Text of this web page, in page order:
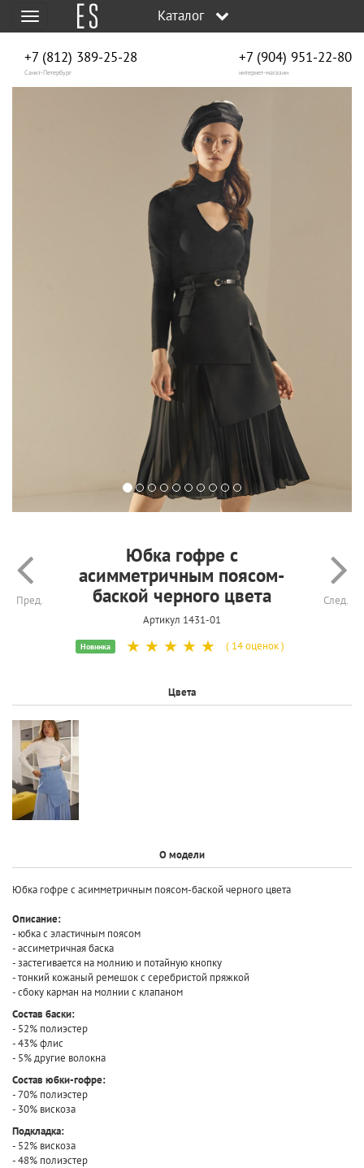
Меню Каталог
+7 (812) 389-25-28
Санкт-Петербург
+7 (904) 951‑22‑80
интернет-магазин
Пред.
Юбка гофре с
асимметричным поясом-
баской черного цвета
Артикул 1431-01
След.
Новинка ☆
☆
☆
☆
☆ ( 14 оценок )
Цвета
О модели
Юбка гофре с асимметричным поясом-баской черного цвета
Описание:
- юбка с эластичным поясом
- ассиметричная баска
- застегивается на молнию и потайную кнопку
- тонкий кожаный ремешок с серебристой пряжкой
- сбоку карман на молнии с клапаном
Состав баски:
- 52% полиэстер
- 43% флис
- 5% другие волокна
Состав юбки-гофре:
- 70% полиэстер
- 30% вискоза
Подкладка:
- 52% вискоза
- 48% полиэстер